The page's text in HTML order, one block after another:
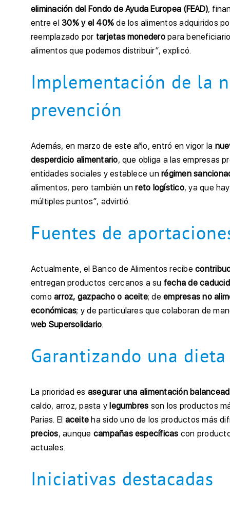
eliminación del Fondo de Ayuda Europea (FEAD),
entre el30% y el 40% de los alimentos adquiridos
reemplazado por tarjetas monederopara
alimentos que podemos distribuir”, explicó.
Implementación de la
prevención
Además, en marzo de este año, entró en vigor la
desperdicio alimentario, que obliga a las empresas
entidades sociales y establece unrégimen
alimentos, pero también unreto logístico, ya que
múltiples puntos”, advirtió.
Fuentes de
Actualmente, el Banco de Alimentos recibe
entregan productos cercanos a su fecha de
comoarroz, gazpacho o aceite; deempresas no
económicas; y de particulares que colaboran de
web Supersolidario.
Garantizando una
La prioridad es asegurar una alimentación
caldo, arroz, pasta ylegumbres son los productos
Parias. El aceite ha sido uno de los productos más
precios, aunque campañas específicas con
actuales.
Iniciativas destacadas